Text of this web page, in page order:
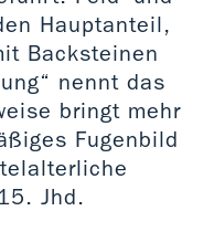
Hauptanteil,
Backsteinen
nennt das
bringt mehr
Fugenbild
Jhd.